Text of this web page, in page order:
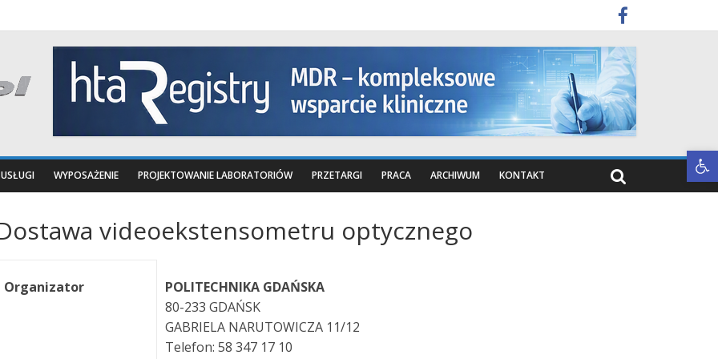
Otwórz pasek narzędzi
USŁUGI WYPOSAŻENIE PROJEKTOWANIE LABORATORIÓW PRZETARGI PRACA ARCHIWUM KONTAKT
videoekstensometru optycznego
Organizator
POLITECHNIKA GDAŃSKA
80-233 GDAŃSK
GABRIELA NARUTOWICZA 11/12
Telefon: 58 347 17 10